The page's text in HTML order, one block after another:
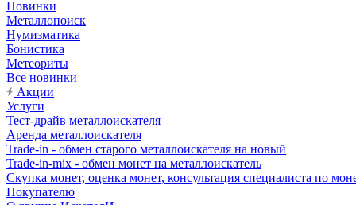
Новинки
Металлопоиск
Нумизматика
Бонистика
Метеориты
Все новинки
Акции
Услуги
Тест-драйв металлоискателя
Аренда металлоискателя
Trade-in - обмен старого металлоискателя на новый
Trade-in-mix - обмен монет на металлоискатель
Скупка монет, оценка монет, консультация специалиста по
Покупателю